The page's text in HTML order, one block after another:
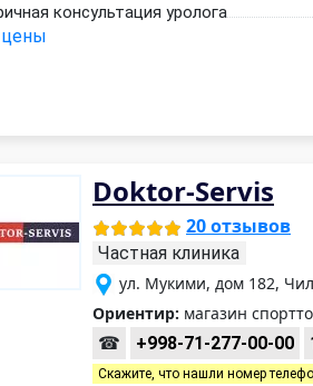
консультация уролога
Doktor-Servis
20 отзывов
Частная клиника
ул. Мукими, дом 182,
Ориентир: магазин
☎
+998-71-277-00-00
Скажите, что нашли номер